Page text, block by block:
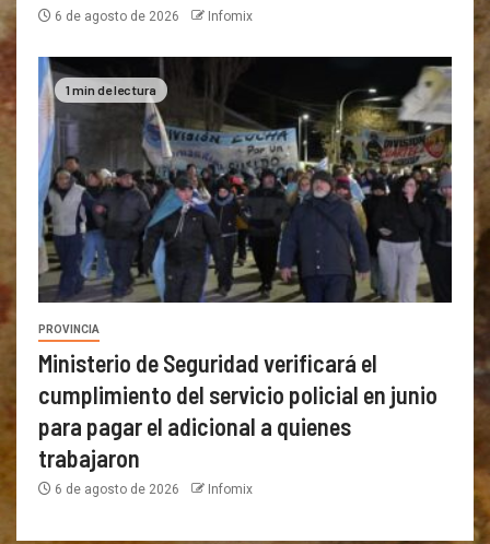
6 de agosto de 2026 Infomix
1 min de lectura
PROVINCIA
Ministerio de Seguridad verificará el
cumplimiento del servicio policial en junio
para pagar el adicional a quienes
trabajaron
6 de agosto de 2026 Infomix